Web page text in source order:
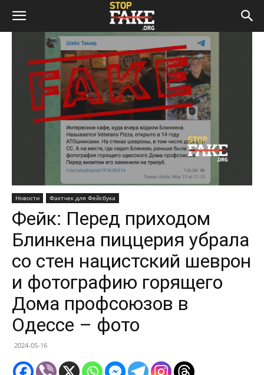
Новости Фактчек для Фейсбука
Фейк: Перед приходом
Блинкeна пиццерия убрала
со стен нацистский шеврон
и фотографию горящего
Дома профсоюзов в
Одессе – фото
2024-05-16